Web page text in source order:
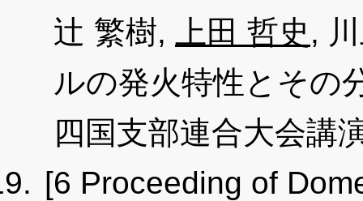
辻 繁樹,
上田 哲史 ,
ルの発火特性とその
四国支部連合大会講
[6 Proceeding of